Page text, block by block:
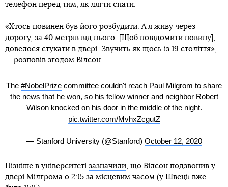
телефон перед тим, як лягти спати.
«Хтось повинен був його розбудити. А я живу через
дорогу, за 40 метрів від нього. [Щоб повідомити новину],
довелося стукати в двері. Звучить як щось із 19 століття»,
— розповів згодом Вілсон.
The #NobelPrize committee couldn't reach Paul Milgrom to share
the news that he won, so his fellow winner and neighbor Robert
Wilson knocked on his door in the middle of the night.
pic.twitter.com/MvhxZcgutZ
— Stanford University (@Stanford) October 12, 2020
Пізніше в університеті зазначили, що Вілсон подзвонив у
двері Мілгрома о 2:15 за місцевим часом (у Швеції вже